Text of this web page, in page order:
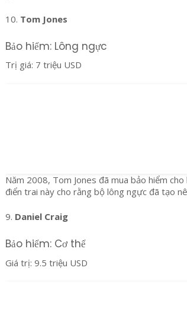
10. Tom Jones
Bảo hiểm: Lông ngực
Trị giá: 7 triệu USD
Năm 2008, Tom Jones đã mua bảo hiểm
điển trai này cho rằng bộ lông ngực đã tạo
9. Daniel Craig
Bảo hiểm: Cơ thể
Giá trị: 9.5 triệu USD